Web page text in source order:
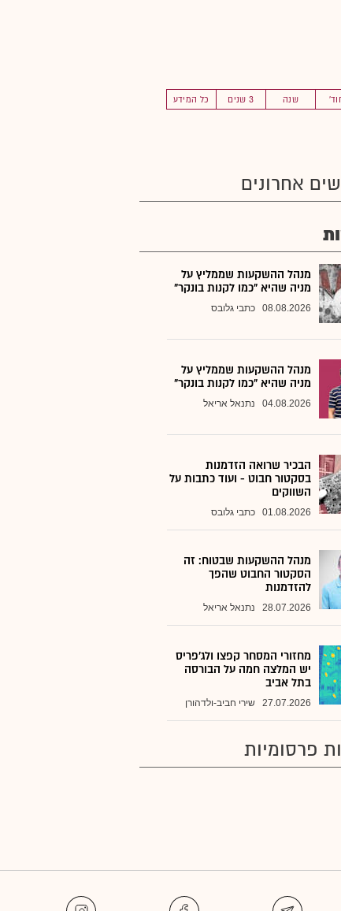
שנה 3 שנים כל המידע
אחרונים
מנהל ההשקעות שממליץ על
מניה שהיא "כמו לקנות בונקר"
08.08.2026 כתבי גלובס
מנהל ההשקעות שממליץ על
מניה שהיא "כמו לקנות בונקר"
04.08.2026 נתנאל אריאל
הבכיר שרואה הזדמנות
בסקטור חבוט - ועוד כתבות על
השווקים
01.08.2026 כתבי גלובס
מנהל ההשקעות שבטוח: זה
הסקטור החבוט שהפך
להזדמנות
28.07.2026 נתנאל אריאל
מחזורי המסחר קפצו ולג'פריס
יש המלצה חמה על הבורסה
בתל אביב
27.07.2026 שירי חביב-ולדהורן
פרסומיות